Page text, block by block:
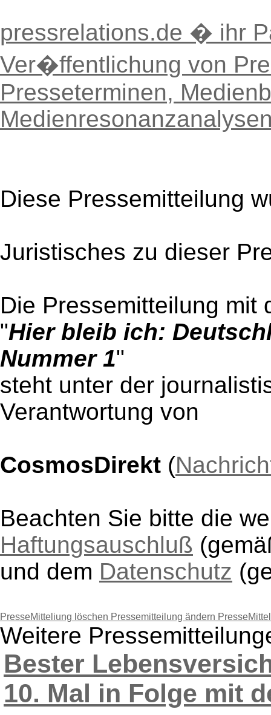
pressrelations.de � ihr
Ver�ffentlichung von
Presseterminen,
Diese Pressemitteilung
Juristisches zu dieser
Die Pressemitteilung mit
"Hier bleib ich:
Nummer 1"
steht unter der
Verantwortung von
CosmosDirekt (
Beachten Sie bitte die
Haftungsauschluß
und dem Datenschutz
PresseMitteliung löschen Pressemitteilung ändern
Weitere
Bester
10. Mal in Folge mit